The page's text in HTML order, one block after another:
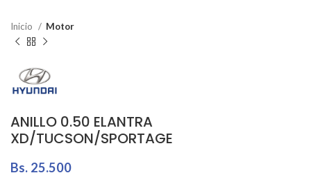
Inicio Motor
ANILLO 0.50 ELANTRA
XD/TUCSON/SPORTAGE
Bs. 25.500